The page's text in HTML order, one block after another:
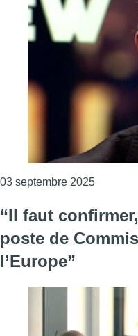
03 septembre 2025
“Il faut
poste de
l’Europe”